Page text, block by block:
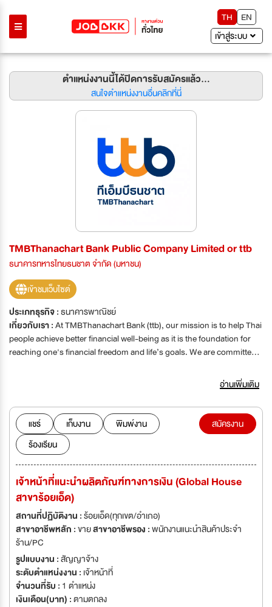
TH
EN
เข้าสู่ระบบ
ตำแหน่งงานนี้ได้ปิดการรับสมัครแล้ว...
สนใจตำแหน่งงานอื่นคลิกที่นี่
TMBThanachart Bank Public Company Limited or ttb
ธนาคารทหารไทยธนชาต จำกัด (มหาชน)
เข้าชมเว็บไซต์
ประเภทธุรกิจ :ธนาคารพาณิชย์
เกี่ยวกับเรา :At TMBThanachart Bank (ttb), our mission is to help Thai
people achieve better financial well-being as it is the foundation for
reaching one's financial freedom and life’s goals. We are committed
combined expertise and core strengths of both banks. Our
successful merger makes us the 6th largest commercial bank in
Thailand with more than 10 million customers who now have access
to more comprehensive financial product and service offerings and
even better customers experience through more online and offline
channels coverage nationwide. We do our best to offer best financial
solutions and provide superior customer experience, create
sustainable growth for our shareholders and ensure good corporate
governance as well as good corporate citizenship. We constantly
design employees’ experiences via international and dynamic
environment where all opinions matter and great performances
counts. We always encourage our employees unleash their potentials
by taking new initiatives to deliver best customer experiences. We
look for candidate who believe in integrity, portrait challenge status
quo attitude, work agile, show respect towards others, and value high
quality on execution.
อ่านเพิ่มเติม
แชร์ เก็บงาน
พิมพ์งาน
ร้องเรียน
สมัครงาน
เจ้าหน้าที่แนะนำผลิตภัณฑ์ทางการเงิน (Global House
สาขาร้อยเอ็ด)
สถานที่ปฏิบัติงาน :ร้อยเอ็ด(ทุกเขต/อำเภอ)
สาขาอาชีพหลัก :ขายสาขาอาชีพรอง :พนักงานแนะนำสินค้าประจำ
ร้าน/PC
รูปแบบงาน :สัญญาจ้าง
ระดับตำแหน่งงาน : เจ้าหน้าที่
จำนวนที่รับ : 1 ตำแหน่ง
เงินเดือน(บาท) :ตามตกลง